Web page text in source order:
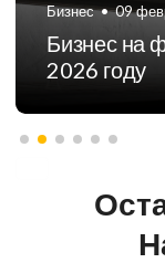
22:39
станке с